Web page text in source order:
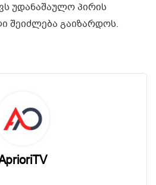
უდანაშაულო პირის
შეიძლება გაიზარდოს.